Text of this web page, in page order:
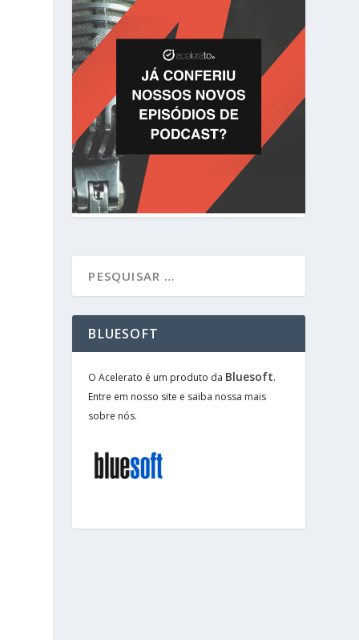
BLUESOFT
O Acelerato é um produto da Bluesoft.
Entre em nosso site e saiba nossa mais
sobre nós.